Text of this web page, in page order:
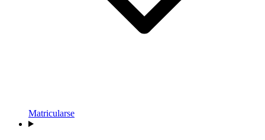
Matricularse